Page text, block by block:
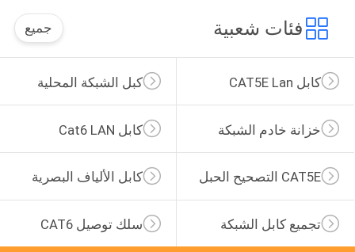
فئات شعبية جميع
كبل الشبكة المحلية كابل CAT5E Lan
كابل Cat6 LAN خزانة خادم الشبكة
كابل الألياف البصرية CAT5E التصحيح الحبل
سلك توصيل CAT6 تجميع كابل الشبكة